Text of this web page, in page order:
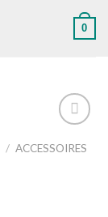
0
Wunschliste
/ ACCESSOIRES